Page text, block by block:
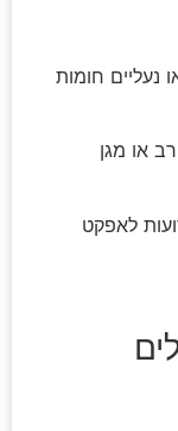
נעליים חומות
או מגן
לאפקט